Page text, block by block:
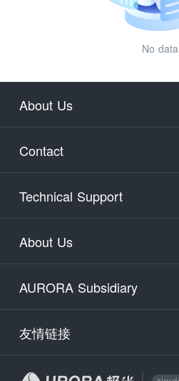
No data
About Us
Contact
Technical Support
About Us
AURORA Subsidiary
友情链接